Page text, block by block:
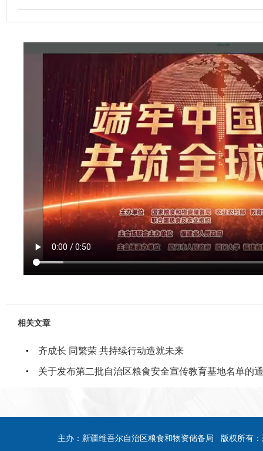
相关文章
齐成长 同繁荣 共持续行动造就未来
关于发布第二批自治区粮食安全宣传教育基地名单的
主办：新疆维吾尔自治区粮食和物资储备局 版权所有